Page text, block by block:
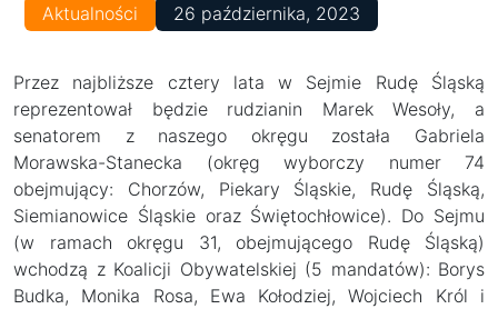
Aktualności 26 października, 2023
Przez najbliższe cztery lata w Sejmie Rudę Śląską
reprezentował będzie rudzianin Marek Wesoły, a
senatorem z naszego okręgu została Gabriela
Morawska-Stanecka (okręg wyborczy numer 74
obejmujący: Chorzów, Piekary Śląskie, Rudę Śląską,
Siemianowice Śląskie oraz Świętochłowice). Do Sejmu
(w ramach okręgu 31, obejmującego Rudę Śląską)
wchodzą z Koalicji Obywatelskiej (5 mandatów): Borys
Budka, Monika Rosa, Ewa Kołodziej, Wojciech Król i